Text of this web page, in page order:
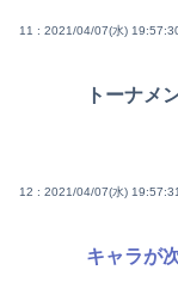
11 : 2021/04/07(水)
トーナメ
12 : 2021/04/07(水)
キャラが